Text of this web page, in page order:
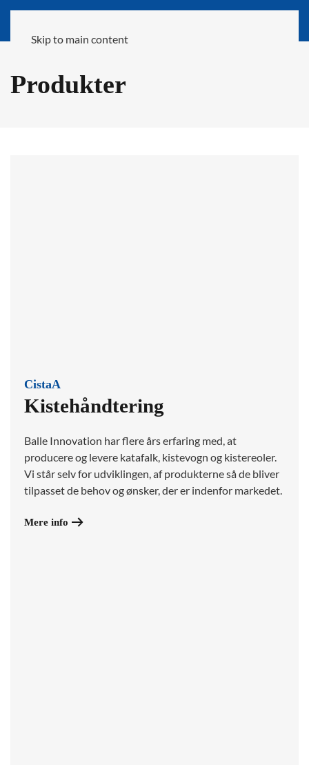
Skip to main content
Produkter
CistaA
Kistehåndtering
Balle Innovation har flere års erfaring med, at
producere og levere katafalk, kistevogn og kistereoler.
Vi står selv for udviklingen, af produkterne så de bliver
tilpasset de behov og ønsker, der er indenfor markedet.
Mere info